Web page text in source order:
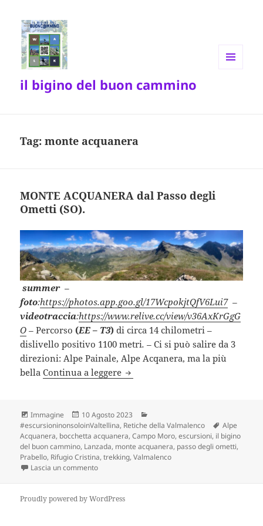
il bigino del buon cammino
Tag:monte acquanera
MONTE ACQUANERA dal Passo degli
Ometti (SO).
summer–
foto:https://photos.app.goo.gl/17WcpokjtQfV6Lui7–
videotraccia:https://www.relive.cc/view/v36AxKrGgG
O –Percorso (EE – T3) di circa 14 chilometri –
dislivello positivo 1100 metri. –Ci si può salire da 3
direzioni: Alpe Painale, Alpe Acqanera, ma la più
bellaContinua a leggere MONTE ACQUANERA dal Passo
Formato
Immagine
Scritto
il
10 Agosto 2023
#escursioninonsoloinValtellina, Retiche della Valmalenco Tag
Alpe
Acquanera, bocchetta acquanera,Campo Moro,escursioni, il bigino
del buon cammino, Lanzada, monte acquanera, passo degli ometti,
Prabello, Rifugio Cristina,trekking,Valmalenco
Lascia un commentosu MONTE ACQUANERA dal Passo degli Ometti
Proudly powered by WordPress